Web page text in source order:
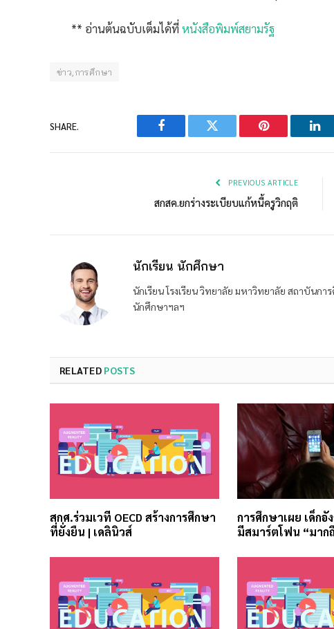
** อ่านต้นฉบับเต็มได้ที่หนังสือพิมพ์สยามรัฐ
ข่าว,การศึกษา
SHARE.
Facebook Twitter Pinterest
PREVIOUS ARTICLE
สกสค.ยกร่างระเบียบแก้หนี้ครูวิกฤติ
นักเรียน นักศึกษา
นักเรียน โรงเรียน วิทยาลัย มหาวิทยาลัย สถาบันก
นักศึกษาฯลฯ
RELATED POSTS
สกศ.ร่วมเวที OECD สร้างการศึกษา
ที่ยั่งยืน | เดลินิวส์
การศึกษาเผย เด็ก
มีสมาร์ตโฟน “มาก